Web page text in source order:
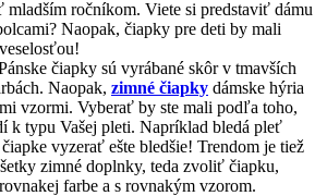
mladším ročníkom. Viete si predstaviť dámu
Naopak, čiapky pre deti by mali
čiapky sú vyrábané skôr v tmavších
Naopak, zimné čiapky dámske hýria
vzormi. Vyberať by ste mali podľa toho,
k typu Vašej pleti. Napríklad bledá pleť
vyzerať ešte bledšie! Trendom je tiež
zimné doplnky, teda zvoliť čiapku,
farbe a s rovnakým vzorom.